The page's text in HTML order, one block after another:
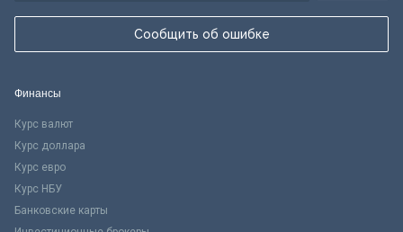
Сообщить об ошибке
Финансы
Курс валют
Курс доллара
Курс евро
Курс НБУ
Банковские карты